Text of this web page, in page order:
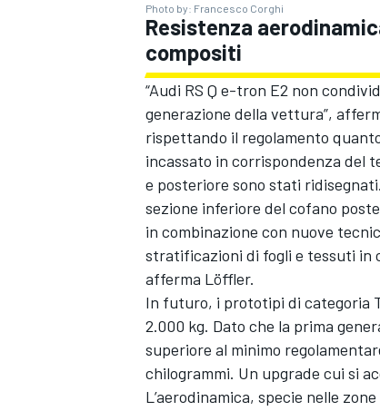
MONOMARCA
Photo by: Francesco Corghi
Resistenza
compositi
“Audi RS Q e-tron E2 non
generazione della vettura”,
rispettando il regolamento
incassato in corrispondenza del
e posteriore sono stati
sezione inferiore del cofano
in combinazione con nuove
stratificazioni di fogli e tessuti in
afferma Löffler.
In futuro, i prototipi di categoria
2.000 kg. Dato che la prima
superiore al minimo
chilogrammi. Un upgrade cui si
L’aerodinamica, specie nelle